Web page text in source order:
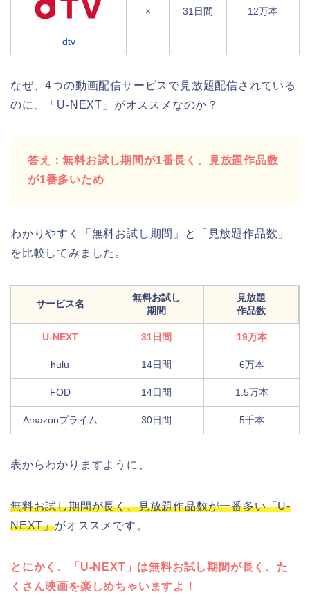
dtv
× 31日間 12万本
なぜ、4つの動画配信サービスで見放題配信されている
のに、「U-NEXT」がオススメなのか？
答え：無料お試し期間が1番長く、見放題作品数
が1番多いため
わかりやすく「無料お試し期間」と「見放題作品数」
を比較してみました。
サービス名
無料お試し
期間
見放題
作品数
U-NEXT 31日間 19万本
hulu 14日間 6万本
FOD 14日間 1.5万本
Amazonプライム 30日間 5千本
表からわかりますように、
無料お試し期間が長く、見放題作品数が一番多い「U-
NEXT」がオススメです。
とにかく、「U-NEXT」は無料お試し期間が長く、た
くさん映画を楽しめちゃいますよ！